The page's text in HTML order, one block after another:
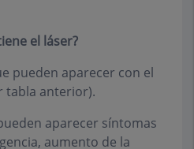
el láser?
pueden aparecer con el
tabla anterior).
aparecer síntomas
aumento de la